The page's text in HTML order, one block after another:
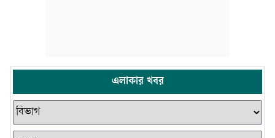
এলাকার খবর